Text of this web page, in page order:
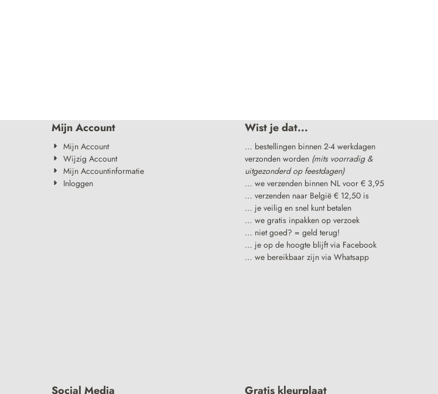
Mijn Account
Mijn Account
Wijzig Account
Mijn Accountinformatie
Inloggen
Wist je dat...
… bestellingen binnen 2-4 werkdagen
verzonden worden (mits voorradig &
uitgezonderd op feestdagen)
… we verzenden binnen NL voor € 3,95
… verzenden naar België € 12,50 is
… je veilig en snel kunt betalen
… we gratis inpakken op verzoek
… niet goed? = geld terug!
… je op de hoogte blijft via Facebook
… we bereikbaar zijn via Whatsapp
Social Media Gratis kleurplaat